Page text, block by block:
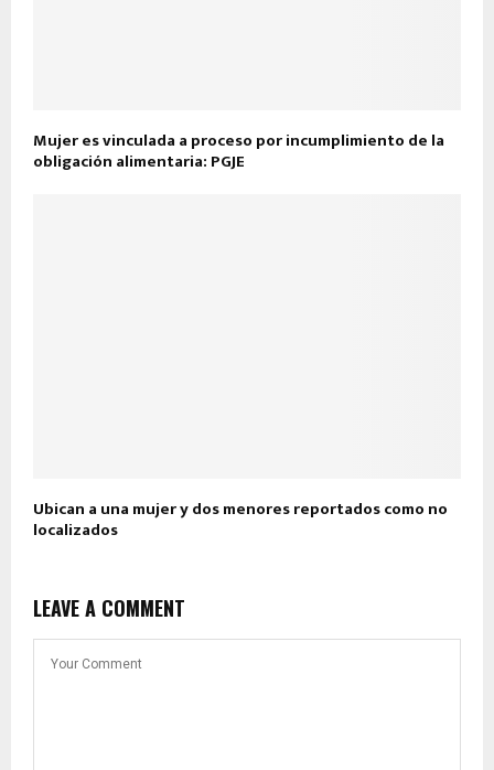
Mujer es vinculada a proceso por incumplimiento de la
obligación alimentaria: PGJE
Ubican a una mujer y dos menores reportados como no
localizados
LEAVE A COMMENT